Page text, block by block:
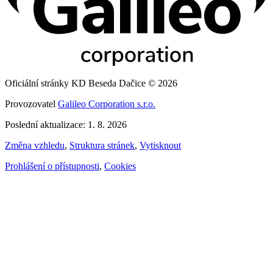
Oficiální stránky KD Beseda Dačice © 2026
Provozovatel Galileo Corporation s.r.o.
Poslední aktualizace: 1. 8. 2026
Změna vzhledu, Struktura stránek, Vytisknout
Prohlášení o přístupnosti, Cookies